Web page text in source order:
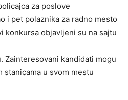
za poslove
i pet polaznika za radno mesto
konkursa objavljeni su na sajtu
Zainteresovani kandidati mogu
u svom mestu